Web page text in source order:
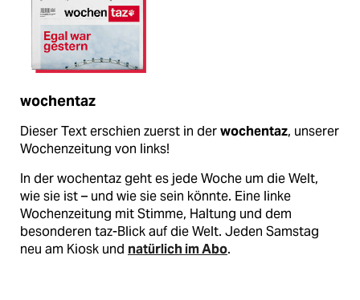
wochentaz
Dieser Text erschien zuerst in derwochentaz, unserer
Wochenzeitung von links!
In der wochentaz geht es jede Woche um die Welt,
wie sie ist – und wie sie sein könnte. Eine linke
Wochenzeitung mit Stimme, Haltung und dem
besonderen taz-Blick auf die Welt. Jeden Samstag
neu am Kiosk und natürlich im Abo.